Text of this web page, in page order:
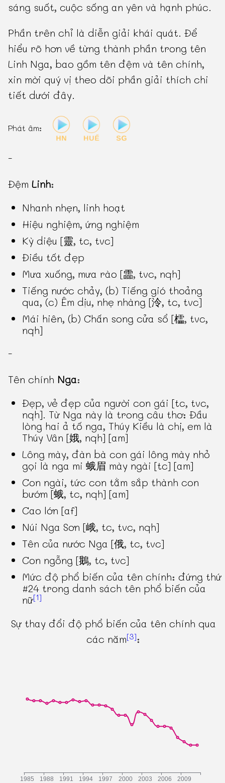
sáng suốt, cuộc sống an yên và hạnh phúc.
Phần trên chỉ là diễn giải khái quát. Để
hiểu rõ hơn về từng thành phần trong tên
Linh Nga, bao gồm tên đệm và tên chính,
xin mời quý vị theo dõi phần giải thích chi
tiết dưới đây.
Phát âm:
-
ĐệmLinh:
Nhanh nhẹn, linh hoạt
Hiệu nghiệm, ứng nghiệm
Kỳ diệu [靈, tc, tvc]
Điều tốt đẹp
Mưa xuống, mưa rào [霝, tvc, nqh]
Tiếng nước chảy, (b) Tiếng gió thoảng
qua, (c) Êm dịu, nhẹ nhàng [泠, tc, tvc]
Mái hiên, (b) Chấn song cửa sổ [櫺, tvc,
nqh]
-
Tên chính Nga:
Đẹp, vẻ đẹp của người con gái [tc, tvc,
nqh]. Từ Nga này là trong câu thơ: Đầu
lòng hai ả tố nga, Thúy Kiều là chị, em là
Thúy Vân [娥, nqh] [am]
Lông mày, đàn bà con gái lông mày nhỏ
gọi là nga mi 蛾眉 mày ngài [tc] [am]
Con ngài, tức con tằm sắp thành con
bướm [蛾, tc, nqh] [am]
Cao lớn [af]
Núi Nga Sơn [峨, tc, tvc, nqh]
Tên của nước Nga [俄, tc, tvc]
Con ngỗng [鵝, tc, tvc]
Mức độ phổ biến của tên chính: đứng thứ
#24 trong danh sách tên phổ biến của
nữ[1]
Sự thay đổi độ phổ biến của tên chính qua
các năm[3]: